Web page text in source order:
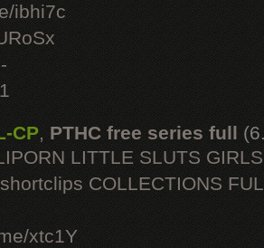
ibhi7c
CP, PTHC free series full
LITTLE SLUTS
COLLECTIONS
xtc1Y